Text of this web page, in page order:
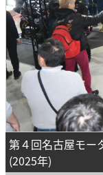
第４回名古屋モー
(2025年)